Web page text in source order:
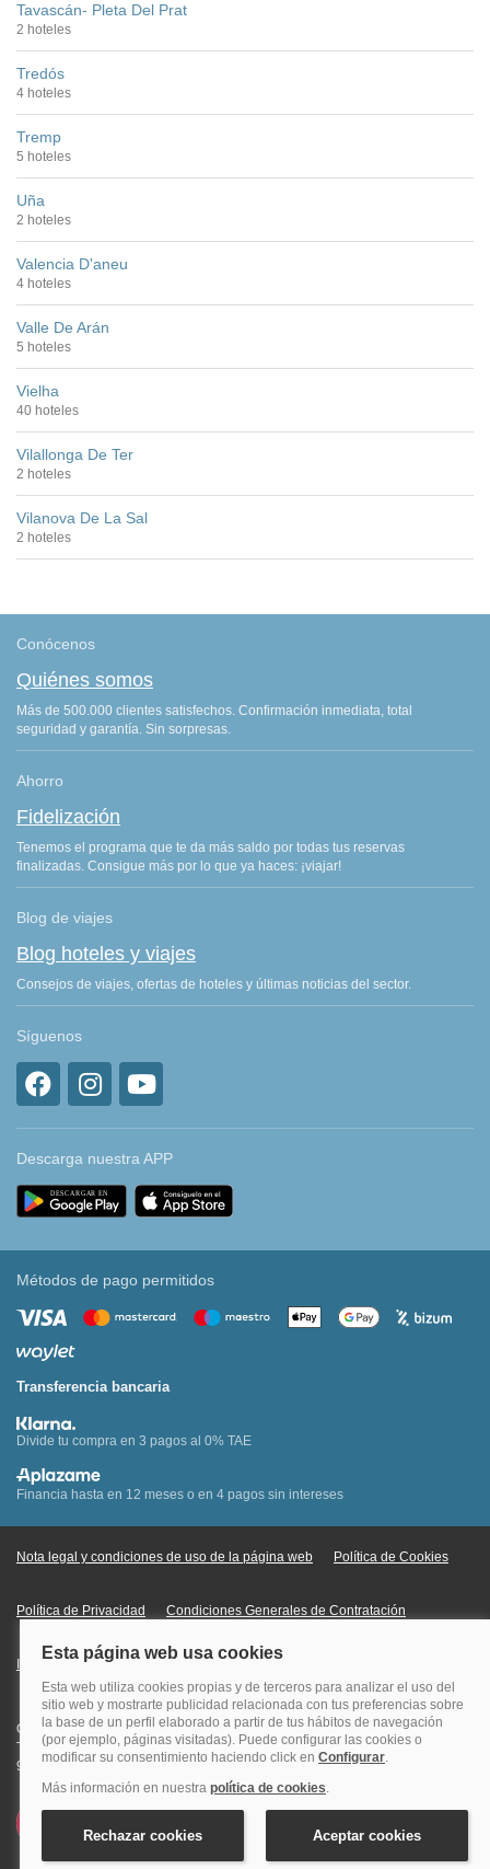
Tavascán- Pleta Del Prat
2 hoteles
Tredós
4 hoteles
Tremp
5 hoteles
Uña
2 hoteles
Valencia D'aneu
4 hoteles
Valle De Arán
5 hoteles
Vielha
40 hoteles
Vilallonga De Ter
2 hoteles
Vilanova De La Sal
2 hoteles
Conócenos
Quiénes somos
Más de 500.000 clientes satisfechos. Confirmación inmediata, total
seguridad y garantía. Sin sorpresas.
Ahorro
Fidelización
Tenemos el programa que te da más saldo por todas tus reservas
finalizadas. Consigue más por lo que ya haces: ¡viajar!
Blog de viajes
Blog hoteles y viajes
Consejos de viajes, ofertas de hoteles y últimas noticias del sector.
Síguenos
Descarga nuestra APP
Métodos de pago permitidos
Transferencia bancaria
Divide tu compra en 3 pagos al 0% TAE
Financia hasta en 12 meses o en 4 pagos sin intereses
Nota legal y condiciones de uso de la página web Política de Cookies
Política de Privacidad Condiciones Generales de Contratación
Información Legal sobre Mercados en Línea
Quehoteles.com - Especialistas en hoteles © Copyright Veturis Travel S.A.
Todos los derechos reservados. Autorización nº I-AV0000879.4 Tel: +34
915759999